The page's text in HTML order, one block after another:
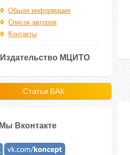
Общая информация
Список авторов
Контакты
Издательство МЦИТО
Статьи ВАК
Мы Вконтакте